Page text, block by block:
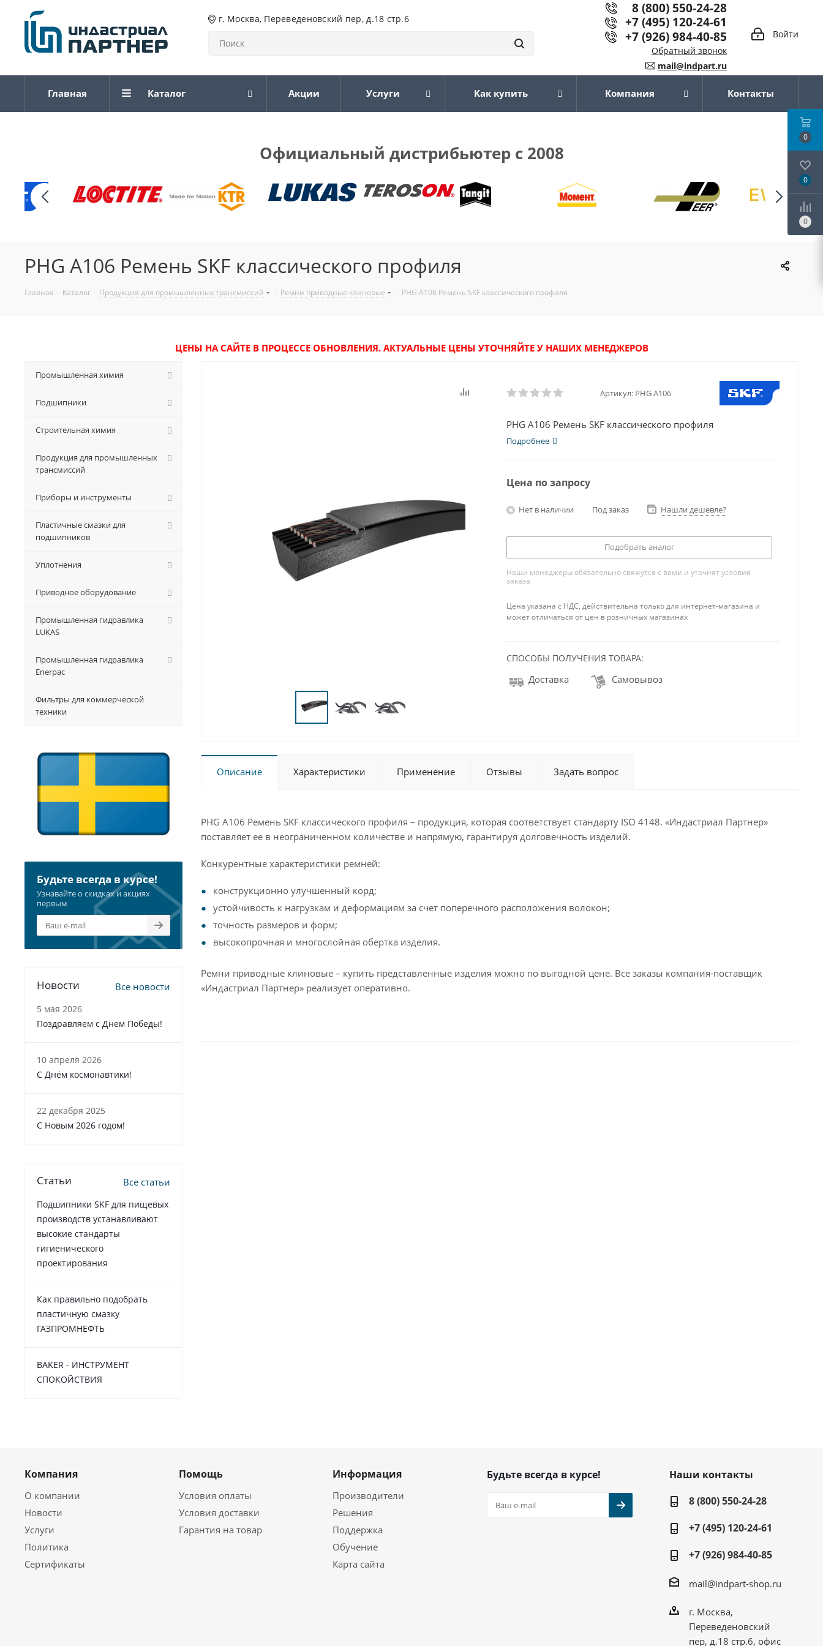
г. Москва, Переведеновский пер, д.18 стр.6
Войти
8 (800) 550-24-28
+7 (495) 120-24-61
+7 (926) 984-40-85
Обратный звонок
mail@indpart.ru
Главная Каталог Акции Услуги Как купить Компания Контакты
Официальный дистрибьютер с 2008
PHG A106 Ремень SKF классического профиля
Главная - Каталог - Продукция для промышленных трансмиссий - Ремни приводные клиновые - PHG A106 Ремень SKF классического профиля
ЦЕНЫ НА САЙТЕ В ПРОЦЕССЕ ОБНОВЛЕНИЯ. АКТУАЛЬНЫЕ ЦЕНЫ УТОЧНЯЙТЕ У НАШИХ МЕНЕДЖЕРОВ
Артикул: PHG A106
PHG A106 Ремень SKF классического профиля
Подробнее
Цена по запросу
Нет в наличии Под заказ Нашли дешевле?
Подобрать аналог
Наши менеджеры обязательно свяжутся с вами и уточнят условия
заказа
Цена указана с НДС, действительна только для интернет-магазина и
может отличаться от цен в розничных магазинах
СПОСОБЫ ПОЛУЧЕНИЯ ТОВАРА:
Доставка Самовывоз
Описание Характеристики Применение Отзывы Задать вопрос
PHG A106 Ремень SKF классического профиля – продукция, которая соответствует стандарту ISO 4148. «Индастриал Партнер»
поставляет ее в неограниченном количестве и напрямую, гарантируя долговечность изделий.
Конкурентные характеристики ремней:
конструкционно улучшенный корд;
устойчивость к нагрузкам и деформациям за счет поперечного расположения волокон;
точность размеров и форм;
высокопрочная и многослойная обертка изделия.
Ремни приводные клиновые – купить представленные изделия можно по выгодной цене. Все заказы компания-поставщик
«Индастриал Партнер» реализует оперативно.
Промышленная химия
Подшипники
Строительная химия
Продукция для промышленных
трансмиссий
Приборы и инструменты
Пластичные смазки для
подшипников
Уплотнения
Приводное оборудование
Промышленная гидравлика
LUKAS
Промышленная гидравлика
Enerpac
Фильтры для коммерческой
техники
Будьте всегда в курсе!
Узнавайте о скидках и акциях
первым
Новости Все новости
5 мая 2026
Поздравляем с Днем Победы!
10 апреля 2026
С Днём космонавтики!
22 декабря 2025
C Новым 2026 годом!
Статьи Все статьи
Подшипники SKF для пищевых
производств устанавливают
высокие стандарты
гигиенического
проектирования
Как правильно подобрать
пластичную смазку
ГАЗПРОМНЕФТЬ
BAKER - ИНСТРУМЕНТ
СПОКОЙСТВИЯ
Компания
О компании
Новости
Услуги
Политика
Сертификаты
Помощь
Условия оплаты
Условия доставки
Гарантия на товар
Информация
Производители
Решения
Поддержка
Обучение
Карта сайта
Будьте всегда в курсе!
Наши контакты
8 (800) 550-24-28
+7 (495) 120-24-61
+7 (926) 984-40-85
mail@indpart-shop.ru
г. Москва,
Переведеновский
пер, д.18 стр.6, офис
0
0
0